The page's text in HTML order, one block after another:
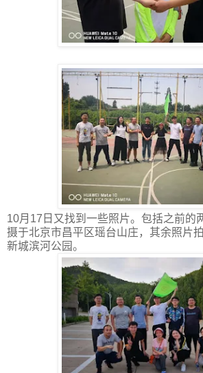
10月17日又找到一些照片。包括之前的
摄于北京市昌平区瑶台山庄，其余照片
新城滨河公园。